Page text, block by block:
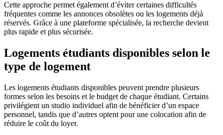
Cette approche permet également d’éviter certaines difficultés
fréquentes comme les annonces obsolètes ou les logements déjà
réservés. Grâce à une plateforme spécialisée, la recherche devient
plus rapide et plus sécurisée.
Logements étudiants disponibles selon le
type de logement
Les logements étudiants disponibles peuvent prendre plusieurs
formes selon les besoins et le budget de chaque étudiant. Certains
privilégient un studio individuel afin de bénéficier d’un espace
personnel, tandis que d’autres optent pour une colocation afin de
réduire le coût du loyer.